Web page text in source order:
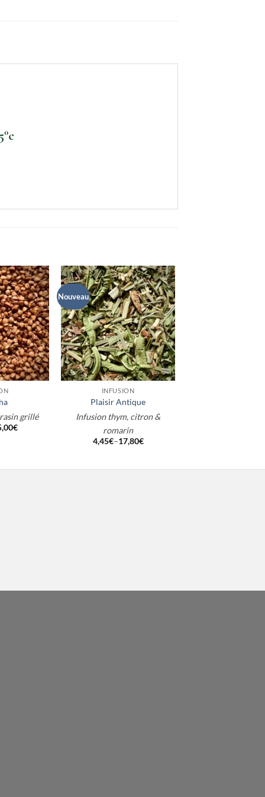
grillé
€
Nouveau
+
INFUSION
Plaisir Antique
Infusion thym, citron &
romarin
4,45€–17,80€